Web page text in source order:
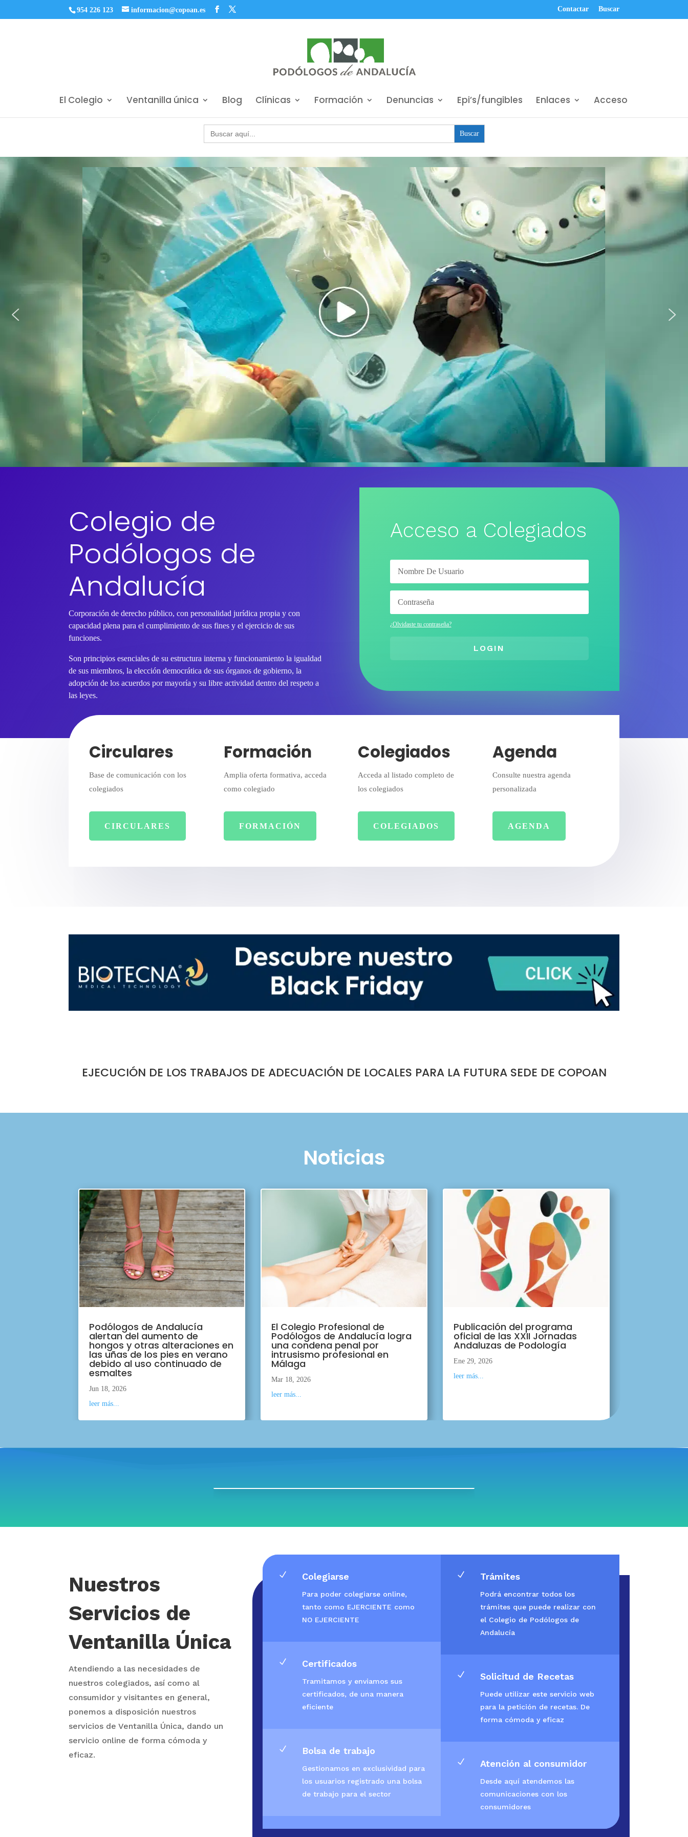
954 226 123 informacion@copoan.es Contactar Buscar
El Colegio Ventanilla única Blog Clínicas Formación Denuncias Epi’s/fungibles Enlaces Acceso
Buscar:
Colegio de
Podólogos de
Andalucía
Corporación de derecho público, con personalidad jurídica propia y con
capacidad plena para el cumplimiento de sus fines y el ejercicio de sus
funciones.
Son principios esenciales de su estructura interna y funcionamiento la igualdad
de sus miembros, la elección democrática de sus órganos de gobierno, la
adopción de los acuerdos por mayoría y su libre actividad dentro del respeto a
las leyes.
Acceso a Colegiados
¿Olvidaste tu contraseña?
LOGIN
Circulares
Base de comunicación con los
colegiados
CIRCULARES
Formación
Amplia oferta formativa, acceda
como colegiado
FORMACIÓN
Colegiados
Acceda al listado completo de
los colegiados
COLEGIADOS
Agenda
Consulte nuestra agenda
personalizada
AGENDA
EJECUCIÓN DE LOS TRABAJOS DE ADECUACIÓN DE LOCALES PARA LA FUTURA SEDE DE COPOAN
Noticias
Podólogos de Andalucía
alertan del aumento de
hongos y otras alteraciones en
las uñas de los pies en verano
debido al uso continuado de
esmaltes
Jun 18, 2026
leer más...
El Colegio Profesional de
Podólogos de Andalucía logra
una condena penal por
intrusismo profesional en
Málaga
Mar 18, 2026
leer más...
Publicación del programa
oficial de las XXII Jornadas
Andaluzas de Podología
Ene 29, 2026
leer más...
Nuestros
Servicios de
Ventanilla Única
Atendiendo a las necesidades de
nuestros colegiados, así como al
consumidor y visitantes en general,
ponemos a disposición nuestros
servicios de Ventanilla Única, dando un
servicio online de forma cómoda y
eficaz.
N Colegiarse
Para poder colegiarse online,
tanto como EJERCIENTE como
NO EJERCIENTE
N Certificados
Tramitamos y enviamos sus
certificados, de una manera
eficiente
N Bolsa de trabajo
Gestionamos en exclusividad para
los usuarios registrado una bolsa
de trabajo para el sector
N Trámites
Podrá encontrar todos los
trámites que puede realizar con
el Colegio de Podólogos de
Andalucía
N Solicitud de Recetas
Puede utilizar este servicio web
para la petición de recetas. De
forma cómoda y eficaz
N Atención al consumidor
Desde aquí atendemos las
comunicaciones con los
consumidores